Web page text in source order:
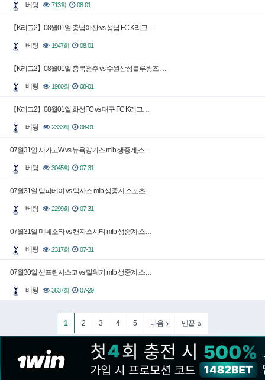
베팅 713회 08-01
【K리그2】08월01일 충남아산 vs 성남 FC K리그…
베팅 1947회 08-01
【K리그2】08월01일 충북청주 vs 수원삼성블루윙즈 …
베팅 1960회 08-01
【K리그2】08월01일 화성FC vs 대구 FC K리그…
베팅 2333회 08-01
07월31일 시카고W vs 뉴욕양키스 mlb 생중계,스…
베팅 3045회 07-31
07월31일 탬파베이 vs 텍사스 mlb 생중계,스포츠…
베팅 2299회 07-31
07월31일 미네소타 vs 캔자스시티 mlb 생중계,스…
베팅 2317회 07-31
07월30일 샌프란시스코 vs 밀워키 mlb 생중계,스…
베팅 3637회 07-29
1 2 3 4 5 다음 맨끝